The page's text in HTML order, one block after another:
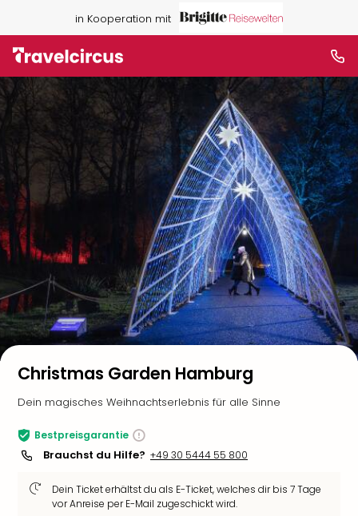
in Kooperation mit
Christmas Garden Hamburg
Dein magisches Weihnachtserlebnis für alle Sinne
Bestpreisgarantie
Brauchst du Hilfe? +49 30 5444 55 800
Dein Ticket erhältst du als E-Ticket, welches dir bis 7 Tage
vor Anreise per E-Mail zugeschickt wird.